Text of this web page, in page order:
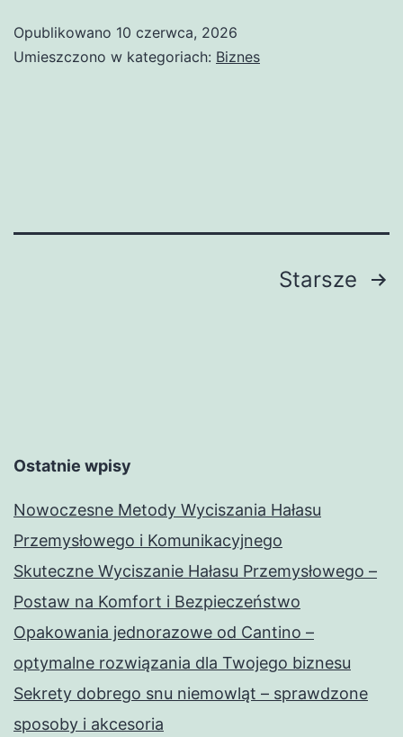
sprawach
pacjentów
Opublikowano 10 czerwca, 2026
Umieszczono w kategoriach: Biznes
Starsze
Ostatnie wpisy
Nowoczesne Metody Wyciszania Hałasu
Przemysłowego i Komunikacyjnego
Skuteczne Wyciszanie Hałasu Przemysłowego –
Postaw na Komfort i Bezpieczeństwo
Opakowania jednorazowe od Cantino –
optymalne rozwiązania dla Twojego biznesu
Sekrety dobrego snu niemowląt – sprawdzone
sposoby i akcesoria